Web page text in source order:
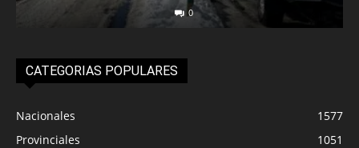
0
CATEGORIAS POPULARES
Nacionales
1577
Provinciales
1051